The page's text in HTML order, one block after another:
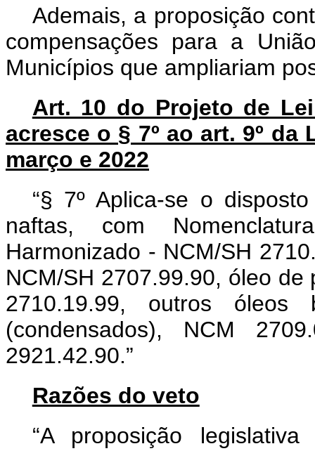
Ademais, a proposição
compensações para a
Municípios que ampliariam
Art. 10 do Projeto de
acresce o § 7º ao art. 9º da
março e 2022
“§ 7º Aplica-se o
naftas, com
Harmonizado - NCM/SH
NCM/SH 2707.99.90, óleo
2710.19.99, outros
(condensados), NCM
2921.42.90.”
Razões do veto
“A proposição